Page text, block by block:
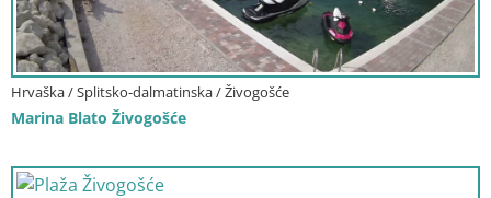
Hrvaška / Splitsko-dalmatinska / Živogošće
Marina Blato Živogošće